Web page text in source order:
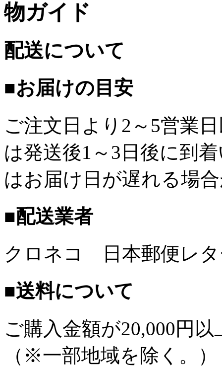
物ガイド
配送について
■お届けの目安
ご注文日より2～5営業
は発送後1～3日後に到
はお届け日が遅れる場
■配送業者
クロネコ 日本郵便レ
■送料について
ご購入金額が20,000円
（※一部地域を除く。）